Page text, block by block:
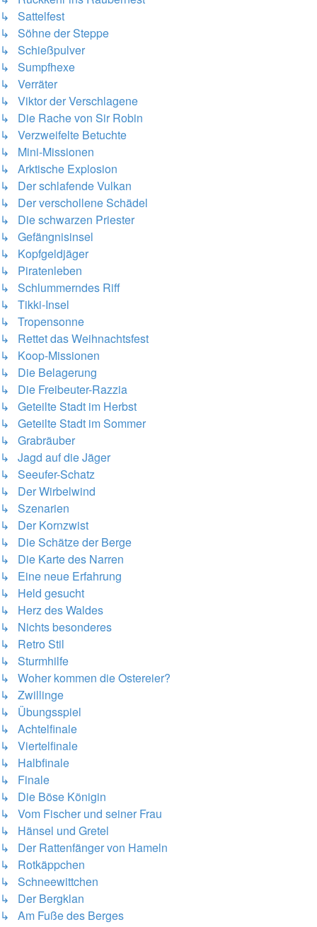
↳ Sattelfest
↳ Söhne der Steppe
↳ Schießpulver
↳ Sumpfhexe
↳ Verräter
↳ Viktor der Verschlagene
↳ Die Rache von Sir Robin
↳ Verzweifelte Betuchte
↳ Mini-Missionen
↳ Arktische Explosion
↳ Der schlafende Vulkan
↳ Der verschollene Schädel
↳ Die schwarzen Priester
↳ Gefängnisinsel
↳ Kopfgeldjäger
↳ Piratenleben
↳ Schlummerndes Riff
↳ Tikki-Insel
↳ Tropensonne
↳ Rettet das Weihnachtsfest
↳ Koop-Missionen
↳ Die Belagerung
↳ Die Freibeuter-Razzia
↳ Geteilte Stadt im Herbst
↳ Geteilte Stadt im Sommer
↳ Grabräuber
↳ Jagd auf die Jäger
↳ Seeufer-Schatz
↳ Der Wirbelwind
↳ Szenarien
↳ Der Kornzwist
↳ Die Schätze der Berge
↳ Die Karte des Narren
↳ Eine neue Erfahrung
↳ Held gesucht
↳ Herz des Waldes
↳ Nichts besonderes
↳ Retro Stil
↳ Sturmhilfe
↳ Woher kommen die Ostereier?
↳ Zwillinge
↳ Übungsspiel
↳ Achtelfinale
↳ Viertelfinale
↳ Halbfinale
↳ Finale
↳ Die Böse Königin
↳ Vom Fischer und seiner Frau
↳ Hänsel und Gretel
↳ Der Rattenfänger von Hameln
↳ Rotkäppchen
↳ Schneewittchen
↳ Der Bergklan
↳ Am Fuße des Berges